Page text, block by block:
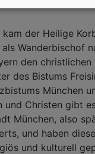
der Heilige
Wanderbischof
den christlichen
des Bistums
München
und Christen gibt
München, also
und haben
und kulturell